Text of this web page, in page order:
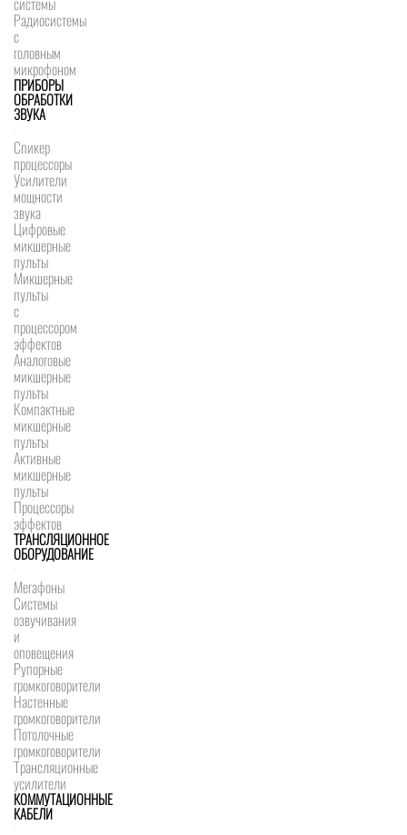
Радиосистемы
с
головным
микрофоном
ПРИБОРЫ
ОБРАБОТКИ
ЗВУКА
Спикер
процессоры
Усилители
мощности
звука
Цифровые
микшерные
пульты
Микшерные
пульты
с
процессором
эффектов
Аналоговые
микшерные
пульты
Компактные
микшерные
пульты
Активные
микшерные
пульты
Процессоры
эффектов
ТРАНСЛЯЦИОННОЕ
ОБОРУДОВАНИЕ
Мегафоны
Системы
озвучивания
и
оповещения
Рупорные
громкоговорители
Настенные
громкоговорители
Потолочные
громкоговорители
Трансляционные
усилители
КОММУТАЦИОННЫЕ
КАБЕЛИ